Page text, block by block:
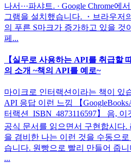
나서···파샤트. · Google Chrome
그램을 설치했습니다. ・브라우저
의 푸른 S마크가 증가하고 있을 것
페...
【실무로 사용하는 API를 취급할
의 소개 ~책의 API를 예로~
마이크로 인터랙션이라는 책이 있
API 응답 이런 느낌 【
터랙션_ISBN_4873116597】 음,
공식 문서를 읽으면서 구현합시다
을 겸비한 나는 이런 것을 수동으
습니다. 원빵으로 빨리 만들어 줍
...